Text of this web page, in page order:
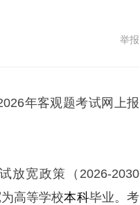
举报
年客观题考试网上报
放宽政策（2026-2030
高等学校本科毕业。考